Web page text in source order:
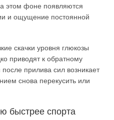
этом фоне появляются
и ощущение постоянной
скачки уровня глюкозы
приводят к обратному
прилива сил возникает
снова перекусить или
быстрее спорта